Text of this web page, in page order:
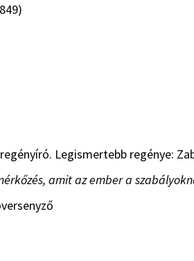
Legismertebb regénye:
amit az ember a